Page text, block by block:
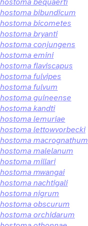
bibundicum
bicometes
bryanti
conjungens
emini
flaviscapus
fulvipes
fulvum
guineense
kandti
lemuriae
lettowvorbecki
macrognathum
malelanum
millari
mwangai
nachtigali
nigrum
obscurum
orchidarum